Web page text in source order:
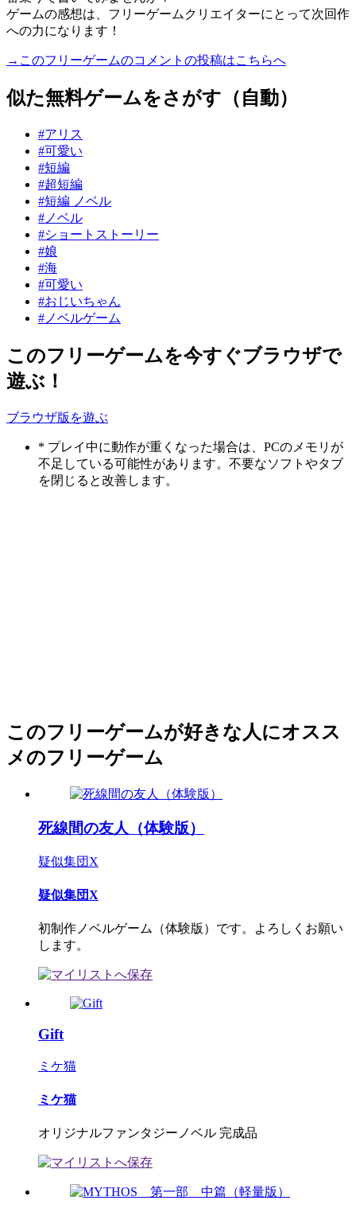
ゲームの感想は、フリーゲームクリエイターにとって次回作
への力になります！
→このフリーゲームのコメントの投稿はこちらへ
似た無料ゲームをさがす（自動）
#アリス
#可愛い
#短編
#超短編
#短編 ノベル
#ノベル
#ショートストーリー
#娘
#海
#可愛い
#おじいちゃん
#ノベルゲーム
このフリーゲームを今すぐブラウザで
遊ぶ！
ブラウザ版を遊ぶ
* プレイ中に動作が重くなった場合は、PCのメモリが
不足している可能性があります。不要なソフトやタブ
を閉じると改善します。
このフリーゲームが好きな人にオスス
メのフリーゲーム
死線間の友人（体験版）
疑似集団X
疑似集団X
初制作ノベルゲーム（体験版）です。よろしくお願い
します。
Gift
ミケ猫
ミケ猫
オリジナルファンタジーノベル 完成品